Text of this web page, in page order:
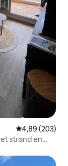
Gemiddelde
4,89 (203)
strand en